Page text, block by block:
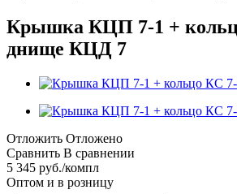
Крышка КЦП 7-1 +
днище КЦД 7
Отложить Отложено
Сравнить В сравнении
5 345 руб./компл
Оптом и в розницу